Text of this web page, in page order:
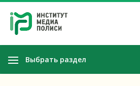
Выбрать раздел